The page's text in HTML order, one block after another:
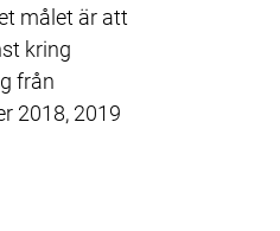
målet är att
kring
från
2018, 2019